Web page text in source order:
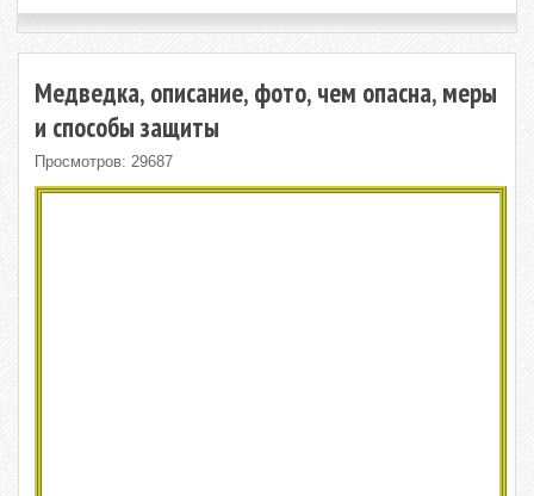
Медведка, описание, фото, чем опасна, меры
и способы защиты
Просмотров: 29687